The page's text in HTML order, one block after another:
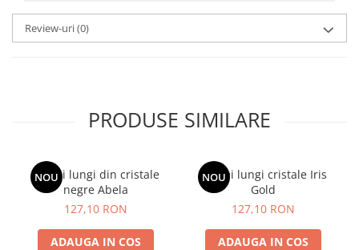
Review-uri(0)
PRODUSE SIMILARE
NOU
Cercei lungi din cristale
negre Abela
127,10 RON
ADAUGA IN COS
NOU
Cercei lungi cristale Iris
Gold
127,10 RON
ADAUGA IN COS